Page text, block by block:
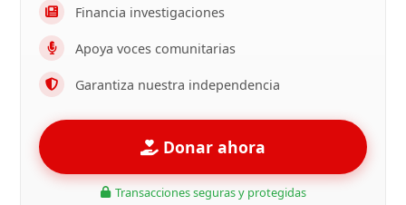
Financia investigaciones
Apoya voces comunitarias
Garantiza nuestra independencia
Donar ahora
Transacciones seguras y protegidas